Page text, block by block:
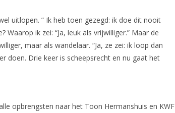
uitlopen. ” Ik heb toen gezegd: ik doe dit nooit
ik zei: “Ja, leuk als vrijwilliger.” Maar de
maar als wandelaar. “Ja, ze zei: ik loop dan
doen. Drie keer is scheepsrecht en nu gaat het
opbrengsten naar het Toon Hermanshuis en KWF